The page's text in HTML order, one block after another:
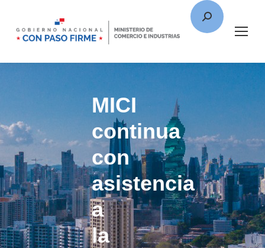
MICI
continua
con
asistencia
a
la